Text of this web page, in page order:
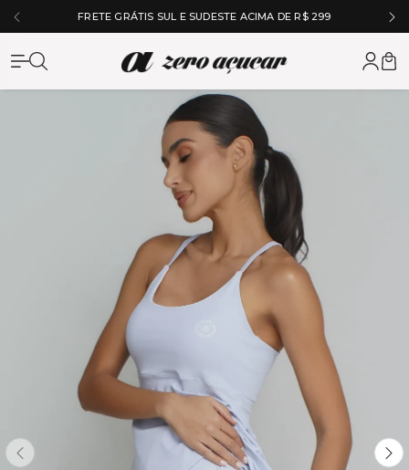
FRETE GRÁTIS SUL E SUDESTE ACIMA DE R$ 299
Zero